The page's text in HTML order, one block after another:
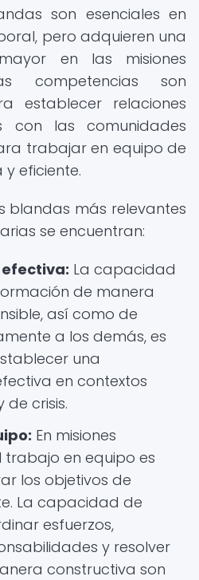
son esenciales en
pero adquieren una
en las misiones
competencias son
establecer relaciones
con las comunidades
trabajar en equipo de
eficiente.
blandas más relevantes
se encuentran:
La capacidad
de manera
así como de
a los demás, es
una
en contextos
de crisis.
En misiones
trabajo en equipo es
los objetivos de
La capacidad de
esfuerzos,
y resolver
constructiva son